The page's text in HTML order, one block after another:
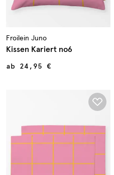
Froilein Juno
Kissen Kariert no6
ab 24,95 €